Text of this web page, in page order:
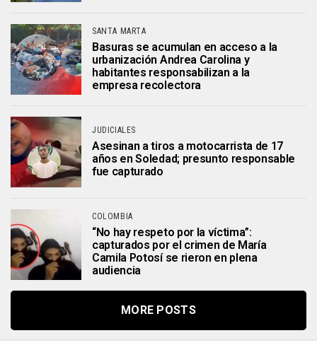
SANTA MARTA
Basuras se acumulan en acceso a la
urbanización Andrea Carolina y
habitantes responsabilizan a la
empresa recolectora
JUDICIALES
Asesinan a tiros a motocarrista de 17
años en Soledad; presunto responsable
fue capturado
COLOMBIA
“No hay respeto por la víctima”:
capturados por el crimen de María
Camila Potosí se rieron en plena
audiencia
MORE POSTS